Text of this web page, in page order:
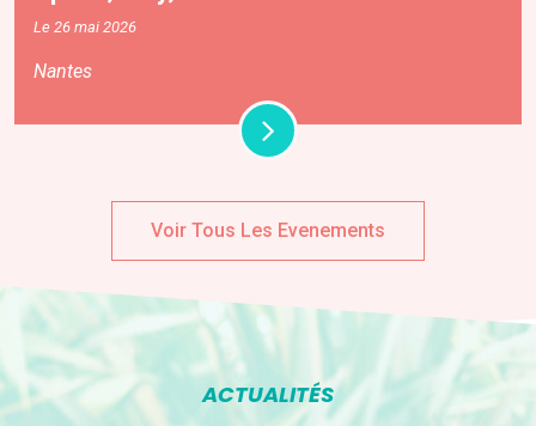
Le 26 mai 2026
Nantes
Voir Tous Les Evenements
ACTUALITÉS